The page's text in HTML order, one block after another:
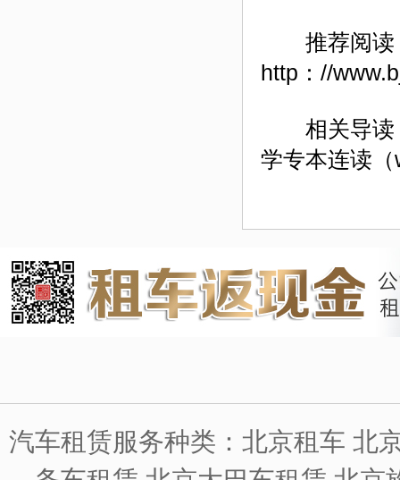
推荐阅读
http：//
相关导读
学专本连读
汽车租赁服务种类：北京租车 北